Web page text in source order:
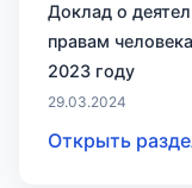
Доклад о
правам
2023 году
29.03.2024
Открыть